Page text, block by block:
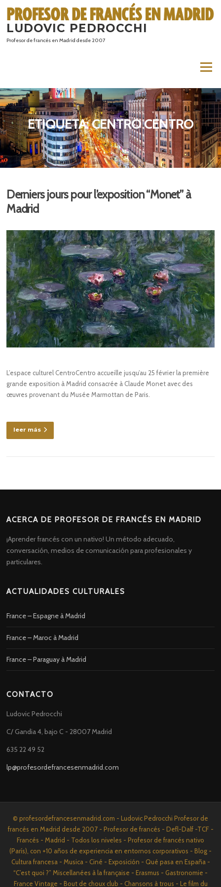
contenido
LUDOVIC PEDROCCHI
Profesor de francés en Madrid desde 2007
Menú
ETIQUETA:CENTRO CENTRO
Derniers jours pour l’exposition “Monet” à
Madrid
L’espace culturel CentroCentro accueille jusqu’au 25 février la première
grande exposition à Madrid consacrée à Claude Monet avec des
œuvres provenant du Musée Marmottan de Paris.
leer más
ACERCA DE PROFESOR DE FRANCÉS EN MADRID
¡Aprender francés con un nativo! Un método adecuado,
conversación, medios de comunicación para profesionales y
particulares.
ACTUALIDADES CULTURALES
France – Espagne à Madrid
France – Maroc à Madrid
France – Paraguay à Madrid
CONTACTO
Ludovic Pedrocchi
C/ Gandia 4, bajo C - 28007 Madrid
635 22 49 52
lp@profesordefrancesenmadrid.com
© profesordefrancesenmadrid.com - Ludovic Pedrocchi Profesor de
francés en Madrid desde 2007 - Profesor de francés - Defl-Dalf -TCF -
Francés - Madrid - Todos los niveles - Profesor de francés nativo
(París), con +10 años de experiencia en entornos corporativos - Blog -
Cultura francesa - Musica - Ciné - Exposición - Qué pasa en España -
“C’est quoi ?” Miscellanées à la française - Erasmus - Gastronomie -
France Vintage - Bout de choux club - Chansons à trous - Le film du